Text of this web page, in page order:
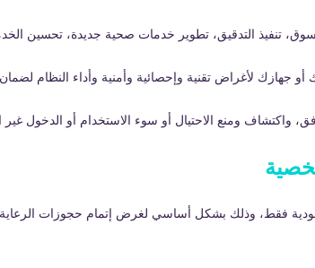
تنفيذ التدقيق، تطوير خدمات صحية جديدة، تحسين
جهازك لأغراض تقنية وإحصائية وأمنية وأداء النظام
واكتشاف ومنع الاحتيال أو سوء الاستخدام أو الدخول
فقط، وذلك بشكل أساسي لغرض إتمام حجوزات الرعاية